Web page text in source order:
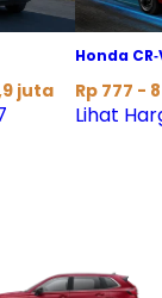
juta
Honda
Rp 777 -
Lihat